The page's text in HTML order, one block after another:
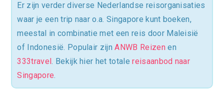
Er zijn verder diverse Nederlandse reisorganisaties
waar je een trip naar o.a. Singapore kunt boeken,
meestal in combinatie met een reis door Maleisië
of Indonesië. Populair zijnANWB Reizen en
333travel. Bekijk hier het totalereisaanbod naar
Singapore.